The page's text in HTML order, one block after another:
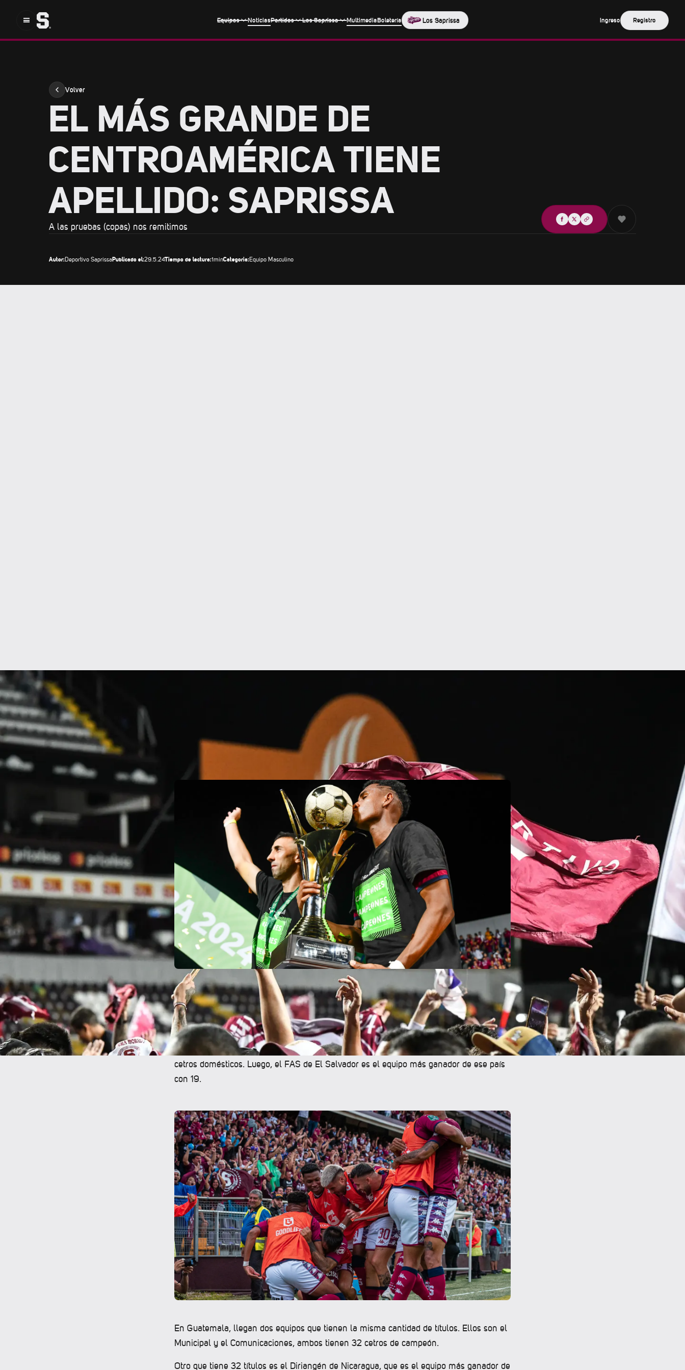
Equipos NoticiasPartidos Los Saprissa MultimediaBoletería Los Saprissa Ingreso Registro
Volver
EL MÁS GRANDE DE
CENTROAMÉRICA TIENE
APELLIDO: SAPRISSA
A las pruebas (copas) nos remitimos
Compartir
Autor:Deportivo SaprissaPublicado el:29.5.24Tiempo de lectura:1minCategoria:Equipo Masculino
El Deportivo Saprissa llegó a una copa más y se confirmó como el equipo más ganador
de Costa Rica, pero también como el primero en Centroamérica en llegar a cuarenta
cetros de campeón.
Esto ratifica a nuestro equipo como el más grande del área, que además de sus logros
en suelos nacionales, también por sus contundentes éxitos a nivel internacional
respalda la aseveración anterior.
Por ejemplo, en Panamá, el equipo que más títulos tiene en ese país es el Tauro con 16
cetros domésticos. Luego, el FAS de El Salvador es el equipo más ganador de ese país
con 19.
En Guatemala, llegan dos equipos que tienen la misma cantidad de títulos. Ellos son el
Municipal y el Comunicaciones, ambos tienen 32 cetros de campeón.
Otro que tiene 32 títulos es el Diriangén de Nicaragua, que es el equipo más ganador de